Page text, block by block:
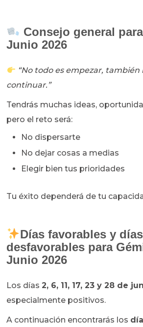
Consejo general
Junio 2026
“No todo es empezar, también
continuar.”
Tendrás muchas ideas,
pero el reto será:
No dispersarte
No dejar cosas a medias
Elegir bien tus prioridades
Tu éxito dependerá de tu
Días favorables y días
desfavorables para
Junio 2026
Los días2, 6, 11, 17, 23 y 28 de
especialmente positivos.
A continuación encontrarás los